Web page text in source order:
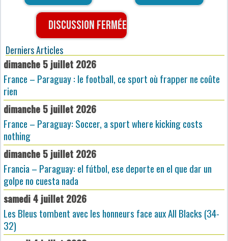
Discussion fermée
Derniers Articles
dimanche 5 juillet 2026
France – Paraguay : le football, ce sport où frapper ne coûte
rien
dimanche 5 juillet 2026
France – Paraguay: Soccer, a sport where kicking costs
nothing
dimanche 5 juillet 2026
Francia – Paraguay: el fútbol, ese deporte en el que dar un
golpe no cuesta nada
samedi 4 juillet 2026
Les Bleus tombent avec les honneurs face aux All Blacks (34-
32)